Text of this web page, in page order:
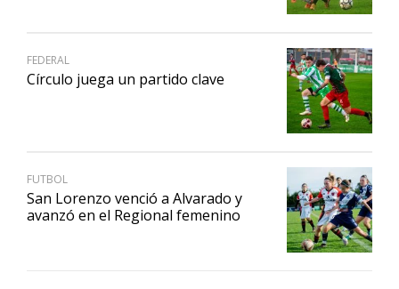
FEDERAL
Círculo juega un partido clave
FUTBOL
San Lorenzo venció a Alvarado y
avanzó en el Regional femenino